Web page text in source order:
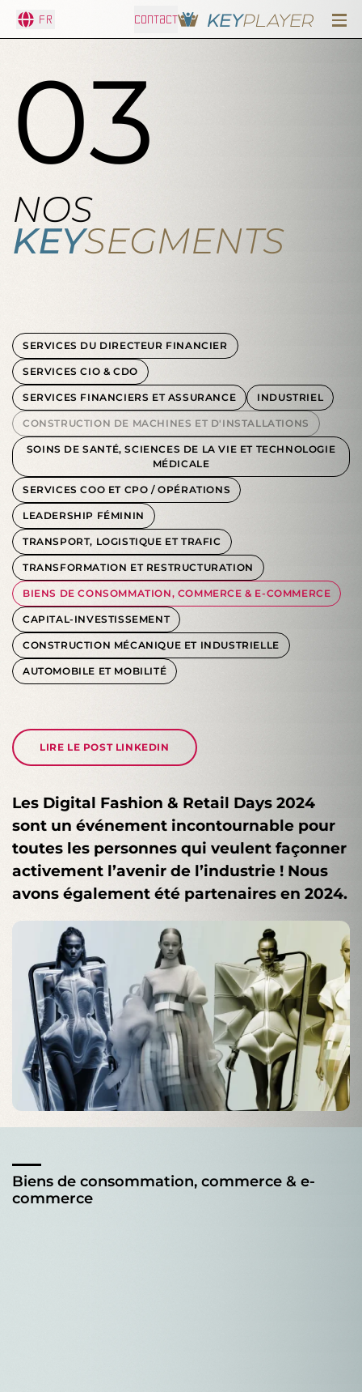
Fr CONTACT
03
NOS
KEYSEGMENTS
SERVICES DU DIRECTEUR FINANCIER
SERVICES CIO & CDO
SERVICES FINANCIERS ET ASSURANCE INDUSTRIEL
CONSTRUCTION DE MACHINES ET D'INSTALLATIONS
SOINS DE SANTÉ, SCIENCES DE LA VIE ET TECHNOLOGIE
MÉDICALE
SERVICES COO ET CPO / OPÉRATIONS
LEADERSHIP FÉMININ
TRANSPORT, LOGISTIQUE ET TRAFIC
TRANSFORMATION ET RESTRUCTURATION
BIENS DE CONSOMMATION, COMMERCE & E-COMMERCE
CAPITAL-INVESTISSEMENT
CONSTRUCTION MÉCANIQUE ET INDUSTRIELLE
AUTOMOBILE ET MOBILITÉ
LIRE LE POST LINKEDIN
Les Digital Fashion & Retail Days 2024
sont un événement incontournable pour
toutes les personnes qui veulent façonner
activement l’avenir de l’industrie ! Nous
avons également été partenaires en 2024.
Biens de consommation, commerce & e-
commerce